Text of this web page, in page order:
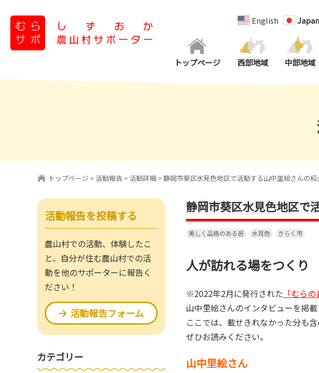
へ
English
トップページ 西部地域 中部地域
トップページ > 活動報告 > 活動詳細 > 静岡市葵区水見色地区で活動する山中里絵さんの紹
静岡市葵区水見色地区
美しく品格のある邑 水見色 きらく市
人が訪れる場をつく
※2022年2月に発行された 「むら
山中里絵さんのインタビューを掲
ここでは、載せきれなかった分も含
ぜひお読みください。
山中里絵さん
活動報告を投稿する
農山村での活動、体験したこ
と、自分が住む農山村での活
動を他のサポーターに報告く
ださい！
活動報告フォーム
カテゴリー